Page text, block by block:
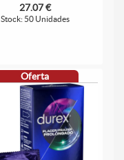
27.07 €
Stock: 50 Unidades
Oferta